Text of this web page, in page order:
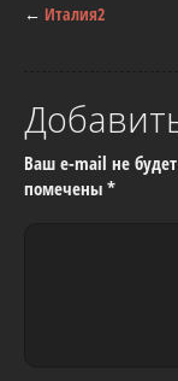
← Италия2
Ваш e-mail не
помечены *